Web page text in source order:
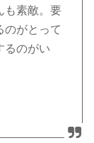
も素敵。要
のがとって
るのがい